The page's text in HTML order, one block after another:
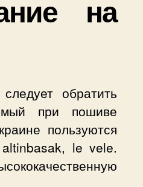
на
следует обратить
при пошиве
пользуются
le vele.